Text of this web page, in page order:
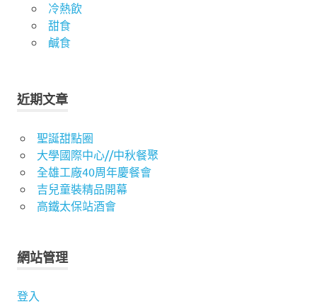
冷熱飲
甜食
鹹食
近期文章
聖誕甜點圈
大學國際中心//中秋餐聚
全雄工廠40周年慶餐會
吉兒童裝精品開幕
高鐵太保站酒會
網站管理
登入